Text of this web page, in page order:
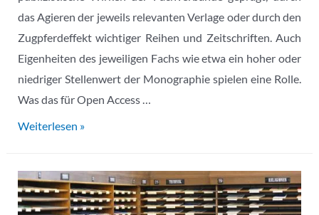
das Agieren der jeweils relevanten Verlage oder durch den
Zugpferdeffekt wichtiger Reihen und Zeitschriften. Auch
Eigenheiten des jeweiligen Fachs wie etwa ein hoher oder
niedriger Stellenwert der Monographie spielen eine Rolle.
Was das für Open Access …
Die
Open
Access
Weiterlesen »